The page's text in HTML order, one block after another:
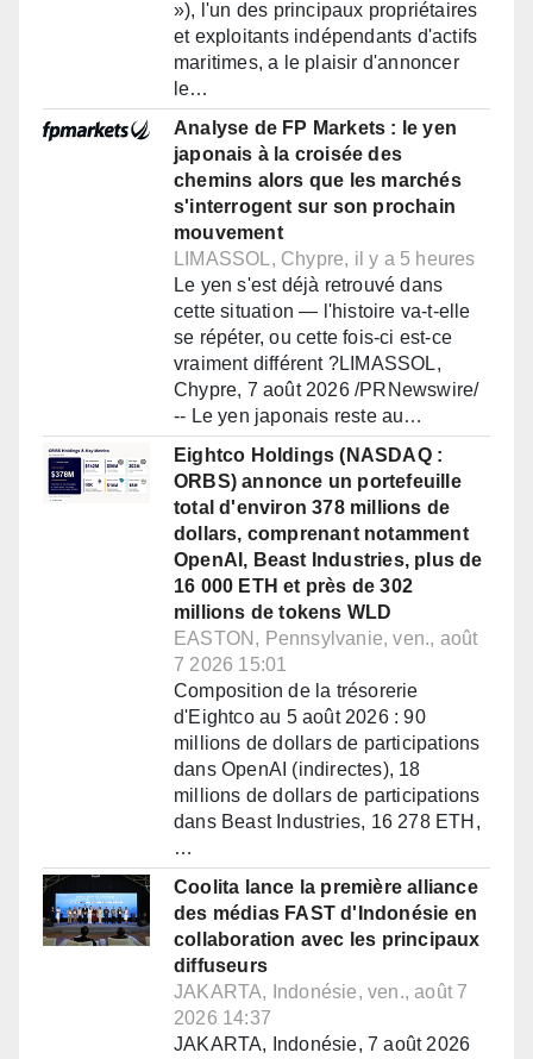
»), l'un des principaux propriétaires
et exploitants indépendants d'actifs
maritimes, a le plaisir d'annoncer
le…
Analyse de FP Markets : le yen
japonais à la croisée des
chemins alors que les marchés
s'interrogent sur son prochain
mouvement
LIMASSOL, Chypre, il y a 5 heures
Le yen s'est déjà retrouvé dans
cette situation — l'histoire va-t-elle
se répéter, ou cette fois-ci est-ce
vraiment différent ?LIMASSOL,
Chypre, 7 août 2026 /PRNewswire/
-- Le yen japonais reste au…
Eightco Holdings (NASDAQ :
ORBS) annonce un portefeuille
total d'environ 378 millions de
dollars, comprenant notamment
OpenAI, Beast Industries, plus de
16 000 ETH et près de 302
millions de tokens WLD
EASTON, Pennsylvanie, ven., août
7 2026 15:01
Composition de la trésorerie
d'Eightco au 5 août 2026 : 90
millions de dollars de participations
dans OpenAI (indirectes), 18
millions de dollars de participations
dans Beast Industries, 16 278 ETH,
…
Coolita lance la première alliance
des médias FAST d'Indonésie en
collaboration avec les principaux
diffuseurs
JAKARTA, Indonésie, ven., août 7
2026 14:37
JAKARTA, Indonésie, 7 août 2026